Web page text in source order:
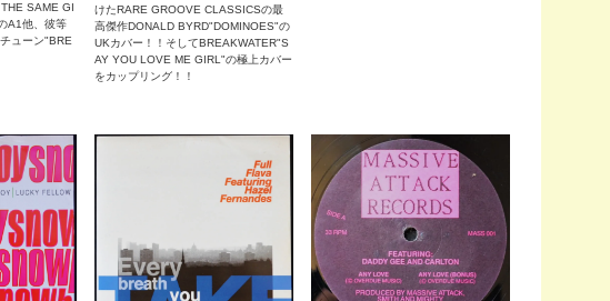
SAME GI
A1他、彼等
ューン"BRE
けたRARE GROOVE CLASSICSの最
高傑作DONALD BYRD"DOMINOES"の
UKカバー！！そしてBREAKWATER"S
AY YOU LOVE ME GIRL"の極上カバー
をカップリング！！